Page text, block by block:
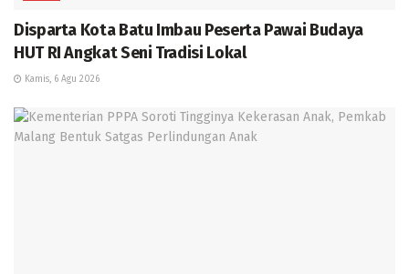
Disparta Kota Batu Imbau Peserta Pawai Budaya
HUT RI Angkat Seni Tradisi Lokal
Kamis, 6 Agu 2026